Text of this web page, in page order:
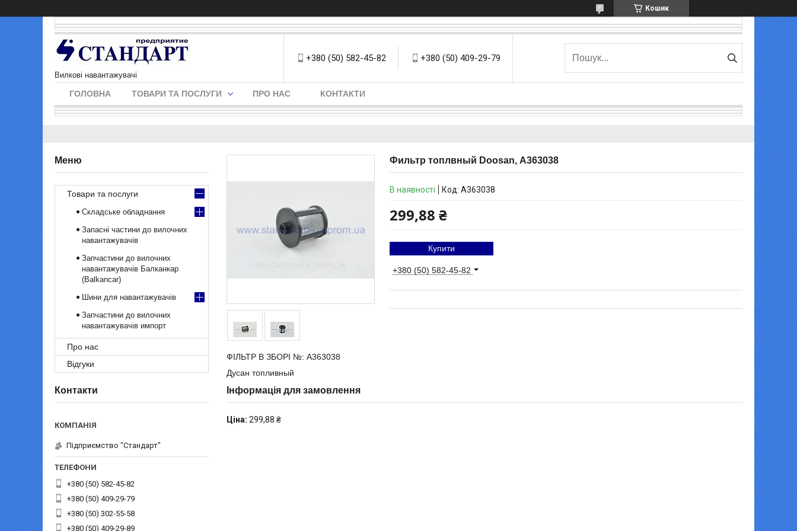
Кошик
Вилкові навантажувачі
+380 (50) 582-45-82 +380 (50) 409-29-79
ГОЛОВНА ТОВАРИ ТА ПОСЛУГИ ПРО НАС КОНТАКТИ
Фильтр топлвный Doosan, А363038
В наявності Код: А363038
299,88 ₴
Купити
+380 (50) 582-45-82
ФІЛЬТР В ЗБОРІ №: А363038
Дусан топливный
Інформація для замовлення
Ціна: 299,88 ₴
Товари та послуги
Складське обладнання
Запасні частини до вилочних
навантажувачів
Запчастини до вилочних
навантажувачів Балканкар
(Balkancar)
Шини для навантажувачів
Запчастини до вилочних
навантажувачів импорт
Про нас
Відгуки
Контакти
Підприємство "Стандарт"
+380 (50) 582-45-82
+380 (50) 409-29-79
+380 (50) 302-55-58
+380 (50) 409-29-89